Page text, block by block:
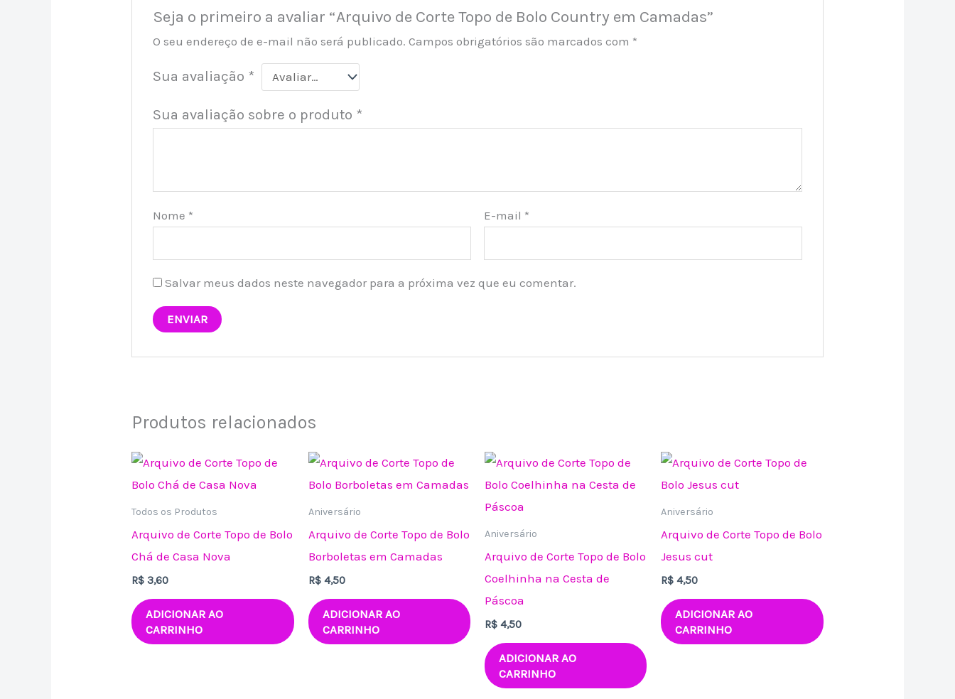
Seja o primeiro a avaliar “Arquivo de Corte Topo de Bolo Country em Camadas”
O seu endereço de e-mail não será publicado. Campos obrigatórios são marcados com *
Sua avaliação *
Sua avaliação sobre o produto *
Nome * E-mail *
Salvar meus dados neste navegador para a próxima vez que eu comentar.
Produtos relacionados
Todos os Produtos
Arquivo de Corte Topo de Bolo
Chá de Casa Nova
R$ 3,60
ADICIONAR AO
CARRINHO
Aniversário
Arquivo de Corte Topo de Bolo
Borboletas em Camadas
R$4,50
ADICIONAR AO
CARRINHO
Aniversário
Arquivo de Corte Topo de Bolo
Coelhinha na Cesta de
Páscoa
R$ 4,50
ADICIONAR AO
CARRINHO
Aniversário
Arquivo de Corte Topo de Bolo
Jesus cut
R$ 4,50
ADICIONAR AO
CARRINHO